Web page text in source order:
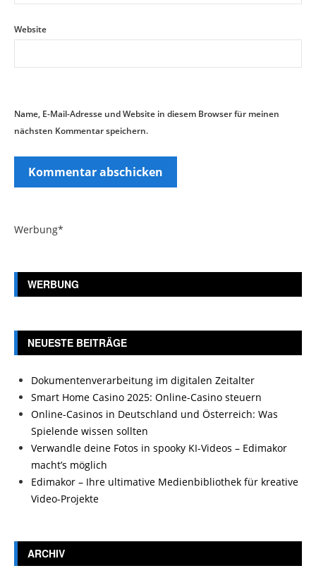
Website
Name, E-Mail-Adresse und Website in diesem Browser für meinen
nächsten Kommentar speichern.
Werbung*
WERBUNG
NEUESTE BEITRÄGE
Dokumentenverarbeitung im digitalen Zeitalter
Smart Home Casino 2025: Online-Casino steuern
Online-Casinos in Deutschland und Österreich: Was
Spielende wissen sollten
Verwandle deine Fotos in spooky KI-Videos – Edimakor
macht’s möglich
Edimakor – Ihre ultimative Medienbibliothek für kreative
Video-Projekte
ARCHIV